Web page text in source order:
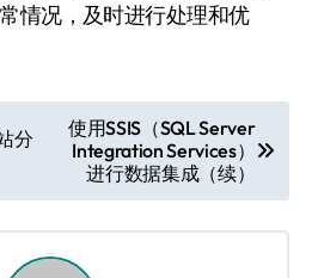
情况，及时进行处理和优
分
使用SSIS（SQL Server
Integration Services）
进行数据集成（续）